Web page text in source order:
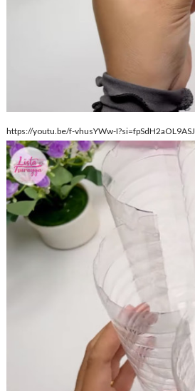
https://youtu.be/f-vhusYWw-